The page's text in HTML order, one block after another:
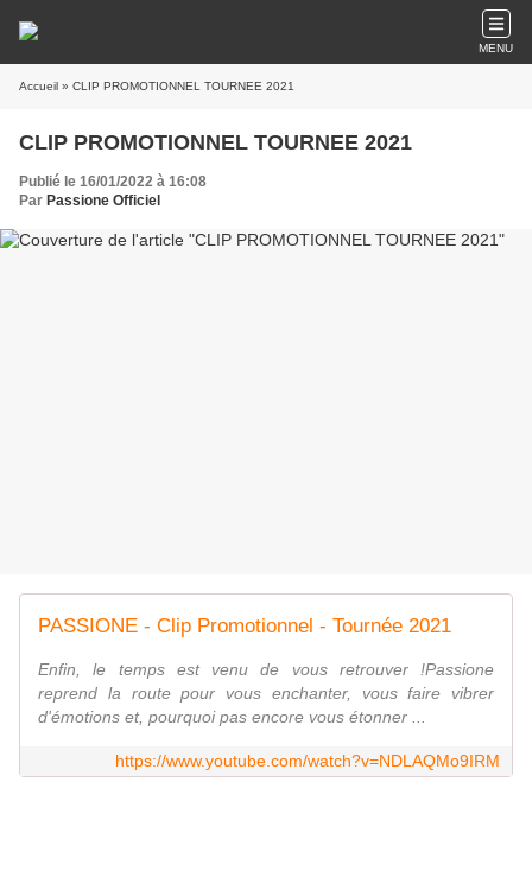
MENU
Accueil » CLIP PROMOTIONNEL TOURNEE 2021
CLIP PROMOTIONNEL TOURNEE 2021
Publié le 16/01/2022 à 16:08
Par Passione Officiel
PASSIONE - Clip Promotionnel - Tournée 2021
Enfin, le temps est venu de vous retrouver !Passione
reprend la route pour vous enchanter, vous faire vibrer
d'émotions et, pourquoi pas encore vous étonner ...
https://www.youtube.com/watch?v=NDLAQMo9IRM